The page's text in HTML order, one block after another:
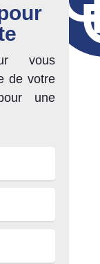
vous
de votre
une